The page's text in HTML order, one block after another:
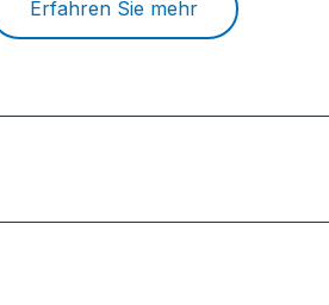
Erfahren Sie mehr